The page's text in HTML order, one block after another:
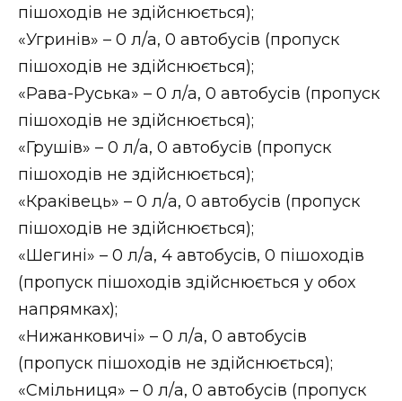
ФОТО
ВІДЕО
пішоходів не здійснюється);
«Угринів» – 0 л/а, 0 автобусів (пропуск
пішоходів не здійснюється);
«Рава-Руська» – 0 л/а, 0 автобусів (пропуск
пішоходів не здійснюється);
«Грушів» – 0 л/а, 0 автобусів (пропуск
пішоходів не здійснюється);
«Краківець» – 0 л/а, 0 автобусів (пропуск
пішоходів не здійснюється);
«Шегині» – 0 л/а, 4 автобусів, 0 пішоходів
(пропуск пішоходів здійснюється у обох
напрямках);
«Нижанковичі» – 0 л/а, 0 автобусів
(пропуск пішоходів не здійснюється);
«Смільниця» – 0 л/а, 0 автобусів (пропуск